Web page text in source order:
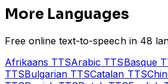
More Languages
Free online text-to-speech in 48
Afrikaans TTSArabic TTSBasque
TTSBulgarian TTSCatalan TTS